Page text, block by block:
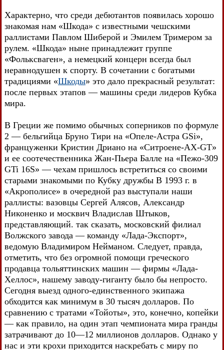
Характерно, что среди дебютантов появилась хорошо
знакомая нам «Шкода» с известными чешскими
раллистами Павлом Шиберой и Эмилем Тримером за
рулем. «Шкода» ныне принадлежит группе
«Фольксваген», а немецкий концерн всегда был
неравнодушен к спорту. В сочетании с богатыми
традициями «Шкоды» это дало прекрасный результат:
после первых этапов — машины среди лидеров Кубка
мира.
В Греции же помимо обычных соперников по формуле
2 — бельгийца Бруно Тири на «Опеле-Астра GSi»,
француженки Кристин Дриано на «Ситроене-AX-GT»
и ее соотечественника Жан-Пьера Балле на «Пежо-309
GTi 16S» — чехам пришлось встретиться со своими
старыми знакомыми по Кубку дружбы В 1993 г. в
«Акрополисе» в очередной раз выступали наши
раллисты: вазовцы Сергей Алясов, Александр
Никоненко и москвич Владислав Штыков,
представляющий. так сказать, московский филиал
Волжского завода — команду «Лада-Экспорт»,
ведомую Владимиром Нейманом. Следует, правда,
отметить, что без огромной помощи греческого
продавца тольяттинских машин — фирмы «Лада-
Хеллос», нашему заводу-гиганту было бы непросто.
Сегодня выезд одного-единственного экипажа
обходится как минимум в 30 тысяч долларов. По
сравнению с тратами «Тойоты», это, конечно, копейки
— как правило, на один этап чемпионата мира гранды
затрачивают до 10—12 миллионов долларов. Однако у
нас и эти крохи приходится наскребать с миру по